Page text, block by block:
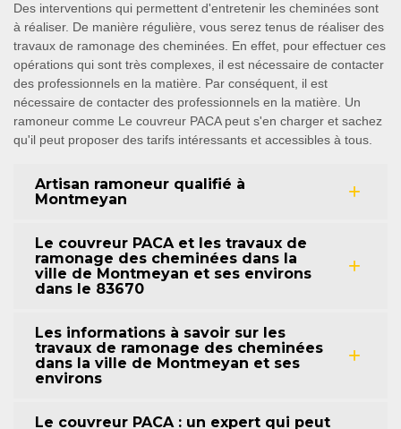
Des interventions qui permettent d'entretenir les cheminées sont
à réaliser. De manière régulière, vous serez tenus de réaliser des
travaux de ramonage des cheminées. En effet, pour effectuer ces
opérations qui sont très complexes, il est nécessaire de contacter
des professionnels en la matière. Par conséquent, il est
nécessaire de contacter des professionnels en la matière. Un
ramoneur comme Le couvreur PACA peut s'en charger et sachez
qu'il peut proposer des tarifs intéressants et accessibles à tous.
Artisan ramoneur qualifié à
Montmeyan
Le couvreur PACA et les travaux de
ramonage des cheminées dans la
ville de Montmeyan et ses environs
dans le 83670
Les informations à savoir sur les
travaux de ramonage des cheminées
dans la ville de Montmeyan et ses
environs
Le couvreur PACA : un expert qui peut